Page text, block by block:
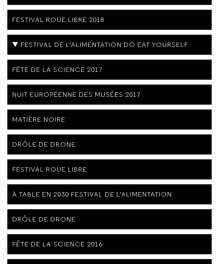
FESTIVAL ROUE LIBRE 2018
FESTIVAL DE L'ALIMENTATION DO EAT YOURSELF
FÊTE DE LA SCIENCE 2017
NUIT EUROPÉENNE DES MUSÉES 2017
MATIÈRE NOIRE
DRÔLE DE DRONE
FESTIVAL ROUE LIBRE
À TABLE EN 2030 FESTIVAL DE L'ALIMENTATION
DRÔLE DE DRONE
FÊTE DE LA SCIENCE 2016